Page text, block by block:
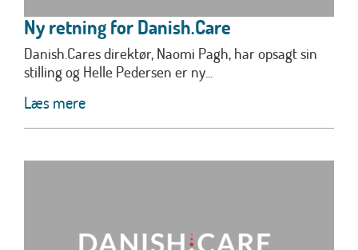
Ny retning for Danish.Care
Danish.Cares direktør, Naomi Pagh, har opsagt sin
stilling og Helle Pedersen er ny...
Læs mere